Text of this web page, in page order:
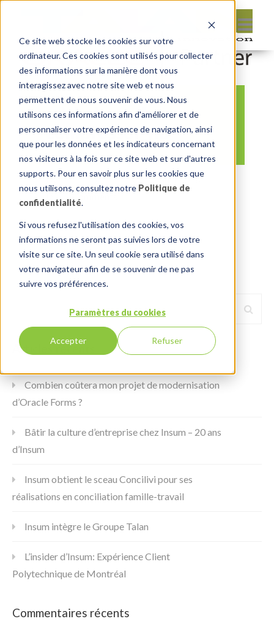
Ce site web stocke les cookies sur votre
ordinateur. Ces cookies sont utilisés pour collecter
des informations sur la manière dont vous
interagissez avec notre site web et nous
permettent de nous souvenir de vous. Nous
utilisons ces informations afin d'améliorer et de
personnaliser votre expérience de navigation, ainsi
que pour les données et les indicateurs concernant
nos visiteurs à la fois sur ce site web et sur d'autres
supports. Pour en savoir plus sur les cookies que
nous utilisons, consultez notre Politique de
confidentialité.
Si vous refusez l'utilisation des cookies, vos
informations ne seront pas suivies lors de votre
visite sur ce site. Un seul cookie sera utilisé dans
votre navigateur afin de se souvenir de ne pas
suivre vos préférences.
Paramètres du cookies
Accepter Refuser
michel-oracle-
compressor_nb
By: Sonia Tounay On:14 juin 2018
Comments:
Articles récents
Combien coûtera mon projet de modernisation
d’Oracle Forms ?
Bâtir la culture d’entreprise chez Insum – 20 ans
d’Insum
Insum obtient le sceau Concilivi pour ses
réalisations en conciliation famille-travail
Insum intègre le Groupe Talan
L’insider d’Insum: Expérience Client
Polytechnique de Montréal
Commentaires récents